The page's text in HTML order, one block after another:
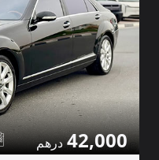
42,000